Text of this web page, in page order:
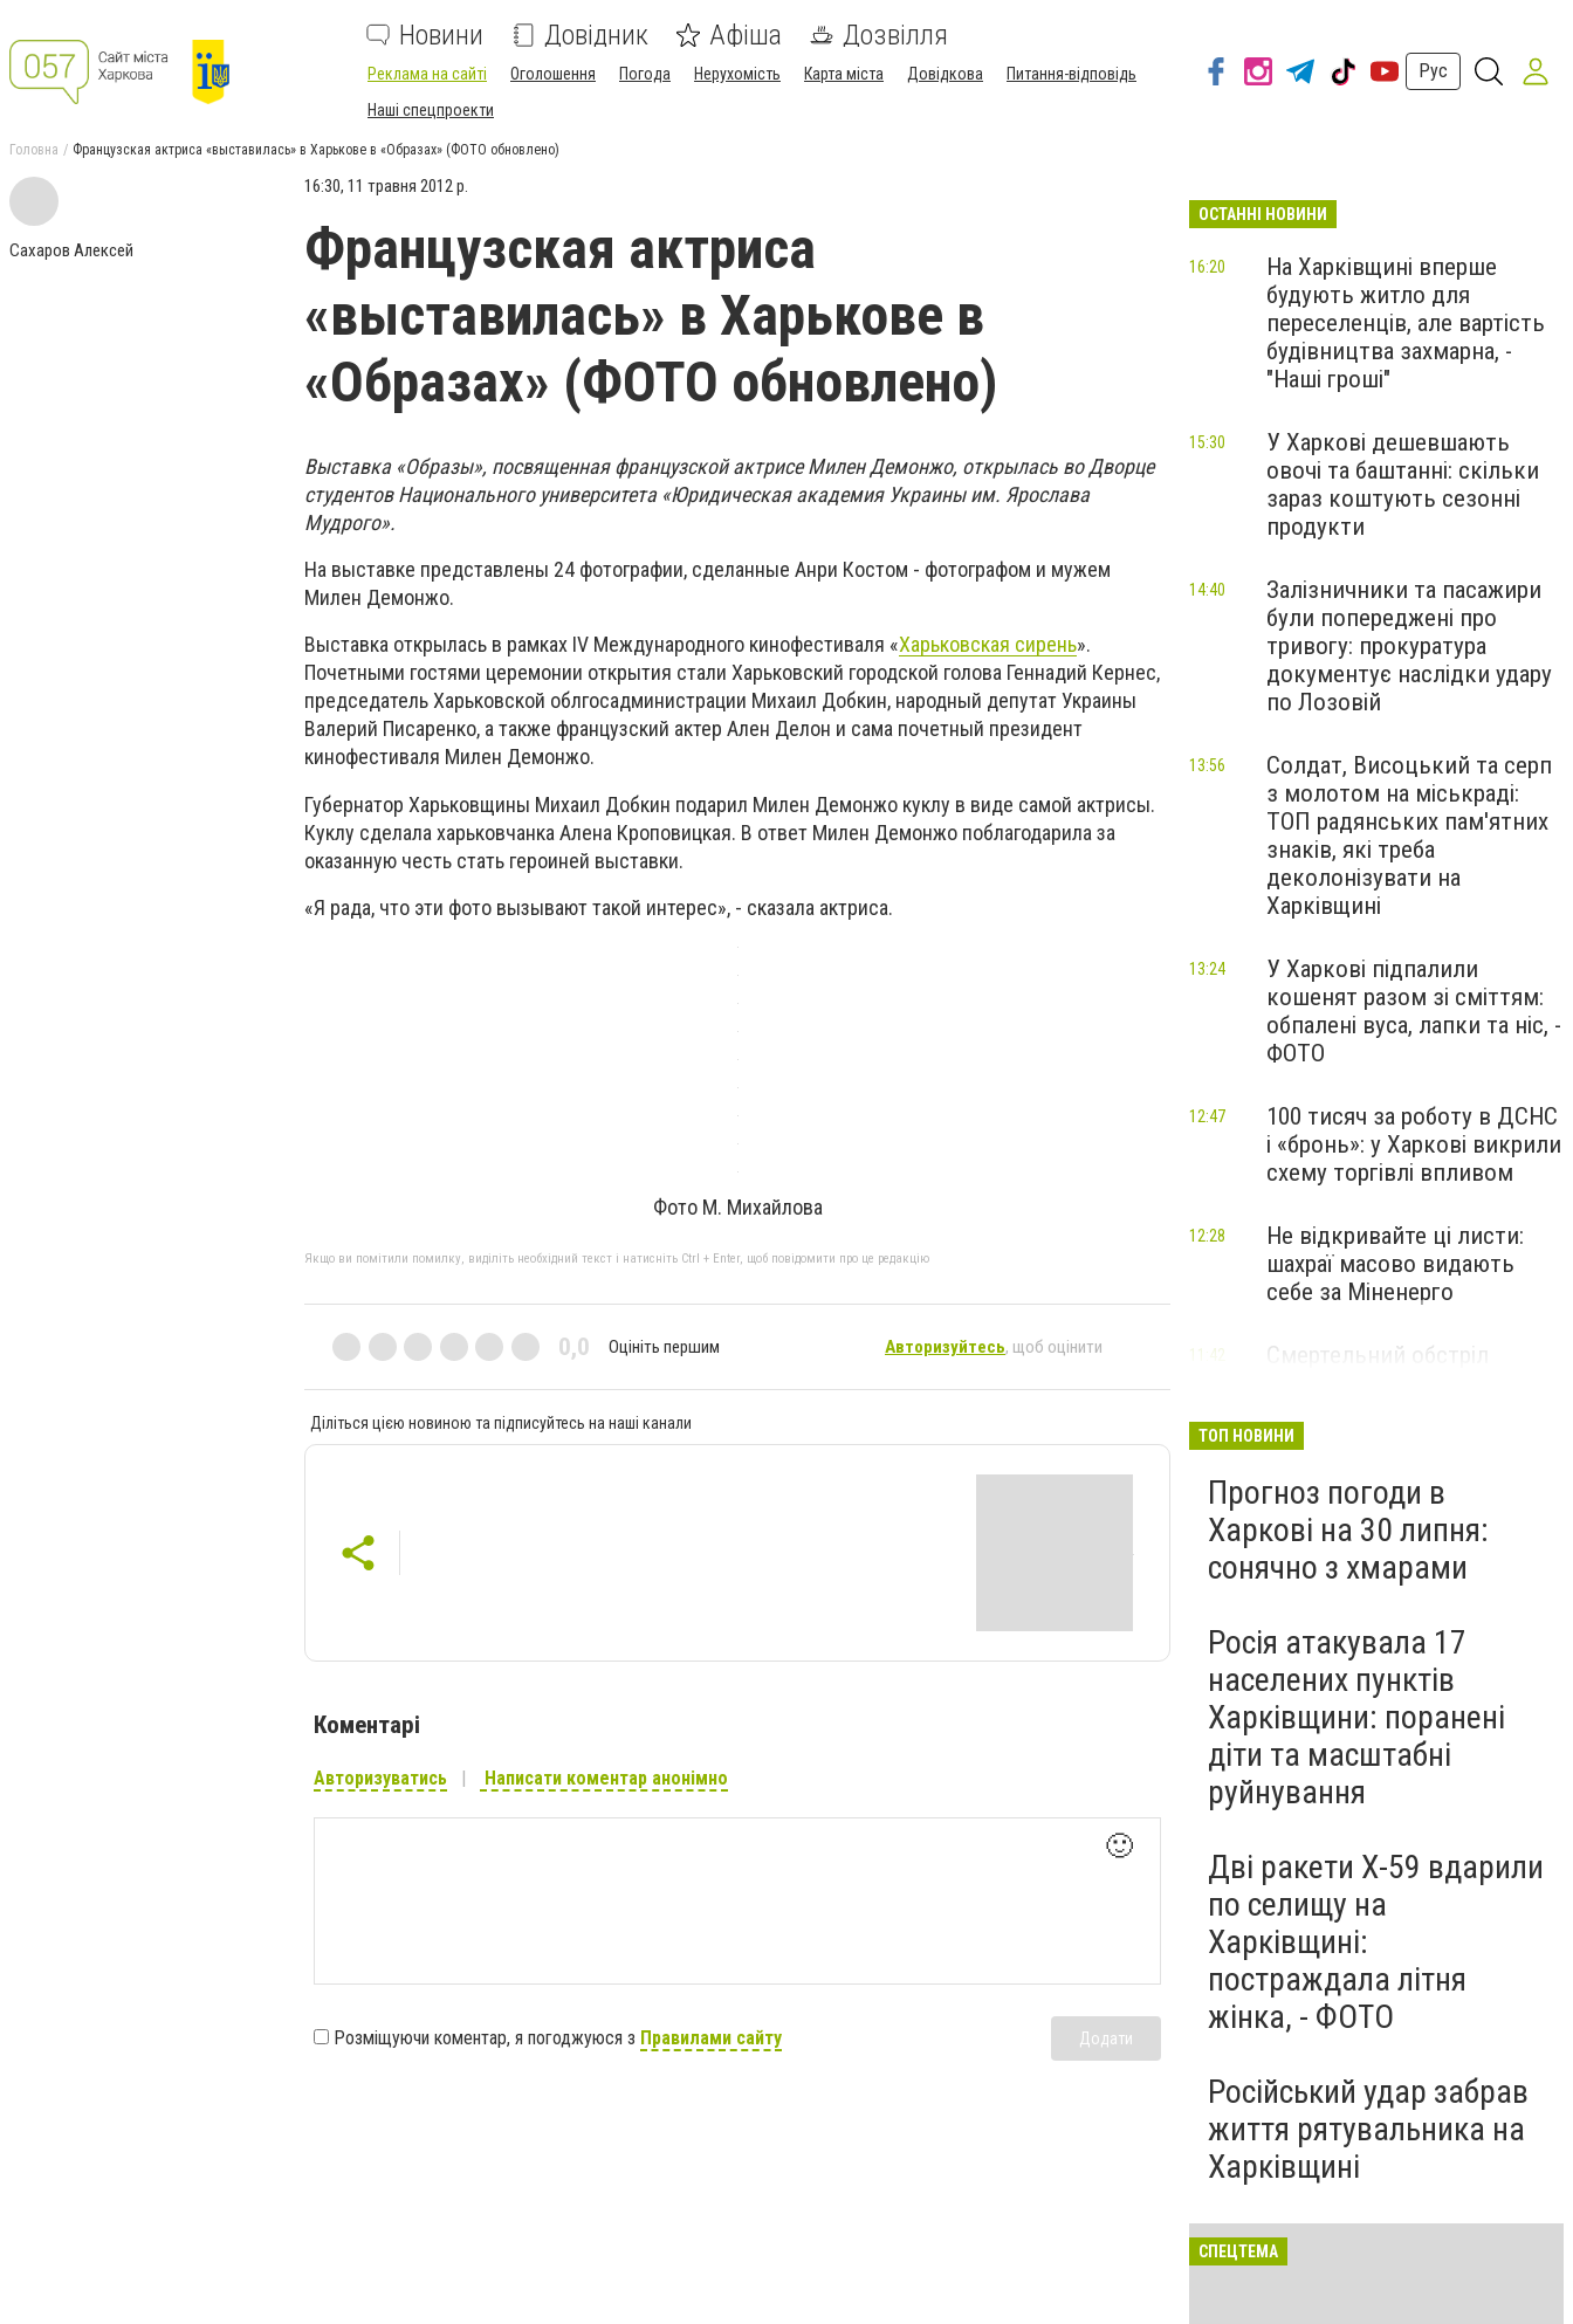
Новини Довідник Афіша Дозвілля
Реклама на сайті Оголошення Погода Нерухомість Карта міста Довідкова
Питання-відповідь
Наші спецпроекти
Рус
Головна Французская актриса «выставилась» в Харькове в «Образах» (ФОТО обновлено)
Сахаров Алексей
16:30, 11 травня 2012 р.
Французская актриса
«выставилась» в Харькове в
«Образах» (ФОТО обновлено)
Выставка «Образы», посвященная французской актрисе Милен Демонжо, открылась во Дворце
студентов Национального университета «Юридическая академия Украины им. Ярослава
Мудрого».
На выставке представлены 24 фотографии, сделанные Анри Костом - фотографом и мужем
Милен Демонжо.
Выставка открылась в рамках IV Международного кинофестиваля «Харьковская сирень».
Почетными гостями церемонии открытия стали Харьковский городской голова Геннадий Кернес,
председатель Харьковской облгосадминистрации Михаил Добкин, народный депутат Украины
Валерий Писаренко, а также французский актер Ален Делон и сама почетный президент
кинофестиваля Милен Демонжо.
Губернатор Харьковщины Михаил Добкин подарил Милен Демонжо куклу в виде самой актрисы.
Куклу сделала харьковчанка Алена Кроповицкая. В ответ Милен Демонжо поблагодарила за
оказанную честь стать героиней выставки.
«Я рада, что эти фото вызывают такой интерес», - сказала актриса.
Фото М. Михайлова
Якщо ви помітили помилку, виділіть необхідний текст і натисніть Ctrl + Enter, щоб повідомити про це редакцію
0,0 Оцініть першим Авторизуйтесь, щоб оцінити
Діліться цією новиною та підписуйтесь на наші канали
Коментарі
Авторизуватись Написати коментар анонімно
🙂
Розміщуючи коментар, я погоджуюся з Правилами сайту Додати
ОСТАННІ НОВИНИ
На Харківщині вперше
будують житло для
переселенців, але вартість
будівництва захмарна, -
"Наші гроші"
16:20
У Харкові дешевшають
овочі та баштанні: скільки
зараз коштують сезонні
продукти
15:30
Залізничники та пасажири
були попереджені про
тривогу: прокуратура
документує наслідки удару
по Лозовій
14:40
Солдат, Висоцький та серп
з молотом на міськраді:
ТОП радянських пам'ятних
знаків, які треба
деколонізувати на
Харківщині
13:56
У Харкові підпалили
кошенят разом зі сміттям:
обпалені вуса, лапки та ніс, -
ФОТО
13:24
100 тисяч за роботу в ДСНС
і «бронь»: у Харкові викрили
схему торгівлі впливом
12:47
Не відкривайте ці листи:
шахраї масово видають
себе за Міненерго
12:28
Смертельний обстріл
11:42
ТОП НОВИНИ
Прогноз погоди в
Харкові на 30 липня:
сонячно з хмарами
Росія атакувала 17
населених пунктів
Харківщини: поранені
діти та масштабні
руйнування
Дві ракети Х-59 вдарили
по селищу на
Харківщині:
постраждала літня
жінка, - ФОТО
Російський удар забрав
життя рятувальника на
Харківщині
СПЕЦТЕМА